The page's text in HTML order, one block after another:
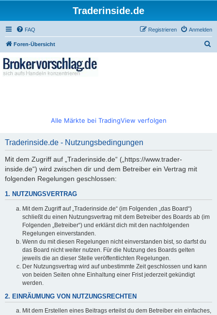
Traderinside.de
FAQ Anmelden
Registrieren
Foren-Übersicht
Alle Märkte bei TradingView verfolgen
Traderinside.de - Nutzungsbedingungen
Mit dem Zugriff auf „Traderinside.de“ („https://www.trader-
inside.de“) wird zwischen dir und dem Betreiber ein Vertrag mit
folgenden Regelungen geschlossen:
1. NUTZUNGSVERTRAG
Mit dem Zugriff auf „Traderinside.de“ (im Folgenden „das Board“)
schließt du einen Nutzungsvertrag mit dem Betreiber des Boards ab (im
Folgenden „Betreiber“) und erklärst dich mit den nachfolgenden
Regelungen einverstanden.
Wenn du mit diesen Regelungen nicht einverstanden bist, so darfst du
das Board nicht weiter nutzen. Für die Nutzung des Boards gelten
jeweils die an dieser Stelle veröffentlichten Regelungen.
Der Nutzungsvertrag wird auf unbestimmte Zeit geschlossen und kann
von beiden Seiten ohne Einhaltung einer Frist jederzeit gekündigt
werden.
2. EINRÄUMUNG VON NUTZUNGSRECHTEN
Mit dem Erstellen eines Beitrags erteilst du dem Betreiber ein einfaches,